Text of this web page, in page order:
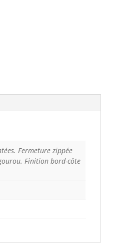
Fermeture zippée
Finition bord-côte